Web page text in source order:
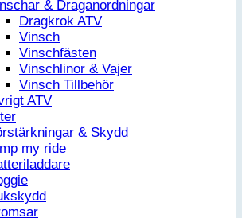
& Draganordningar
Dragkrok ATV
Vinsch
Vinschfästen
Vinschlinor & Vajer
Vinsch Tillbehör
ATV
& Skydd
my ride